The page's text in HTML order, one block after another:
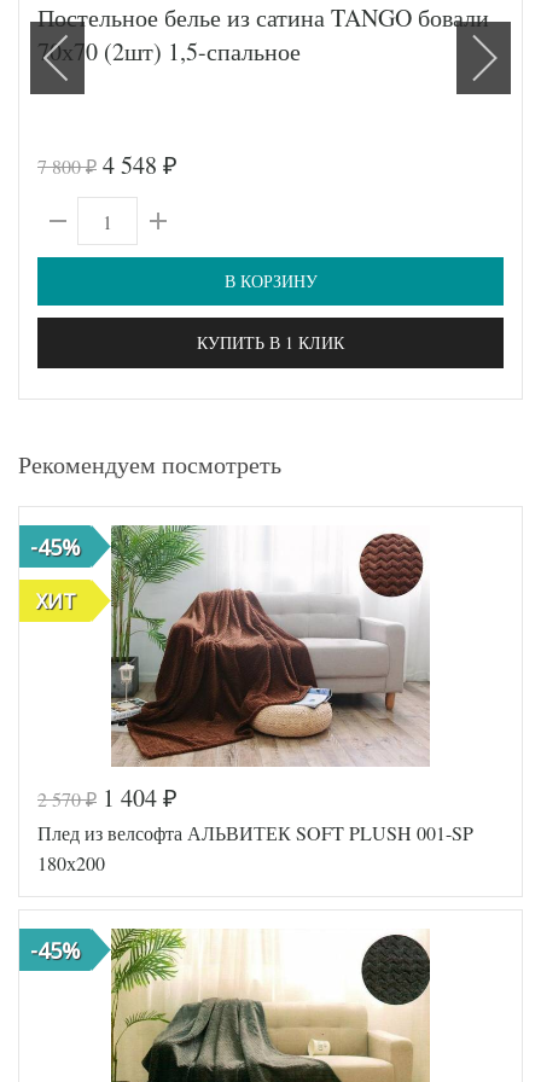
Постельное белье из сатина TANGO бовали
70х70 (2шт) 1,5-спальное
7 800₽ 4 548 ₽
В КОРЗИНУ
КУПИТЬ В 1 КЛИК
Рекомендуем посмотреть
-45%
ХИТ
2 570₽ 1 404 ₽
Плед из велсофта АЛЬВИТЕК SOFT PLUSH 001-SP
180х200
-45%